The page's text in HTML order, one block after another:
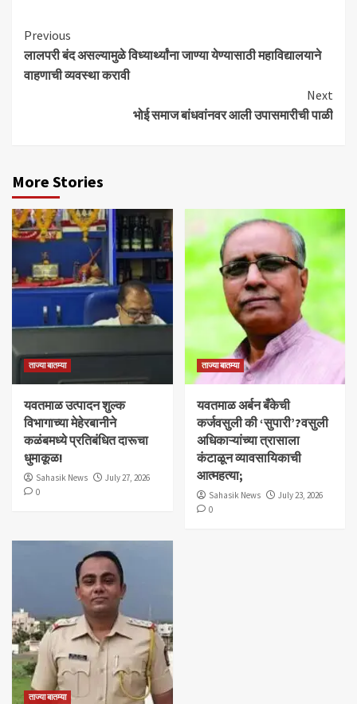
Continue
Reading
Previous
लालपरी बंद असल्यामुळे विध्यार्थ्यांना जाण्या येण्यासाठी महाविद्यालयाने
वाहणाची व्यवस्था करावी
Next
भोई समाज बांधवांनवर आली उपासमारीची पाळी
More Stories
ताज्या बातम्या
यवतमाळ उत्पादन शुल्क
विभागाच्या मेहेरबानीने
कळंबमध्ये प्रतिबंधित दारूचा
धुमाकूळ!
Sahasik News
July 27, 2026
0
ताज्या बातम्या
​यवतमाळ अर्बन बँकेची
कर्जवसुली की ‘सुपारी’?वसुली
अधिकाऱ्यांच्या त्रासाला
कंटाळून व्यावसायिकाची
आत्महत्या;
Sahasik News
July 23, 2026
0
ताज्या बातम्या